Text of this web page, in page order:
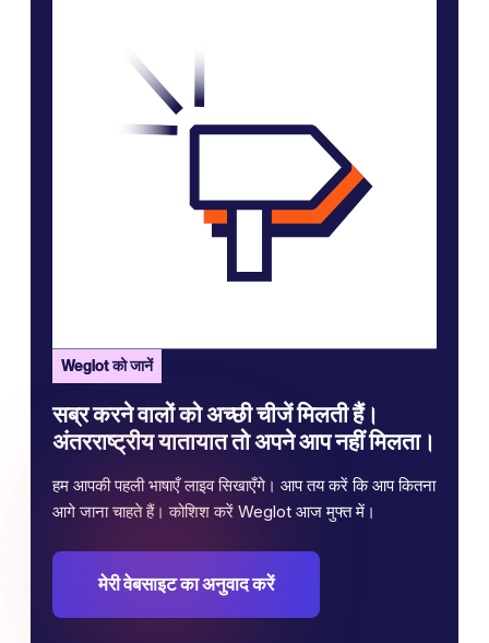
Weglot को जानें
सब्र करने वालों को अच्छी चीजें मिलती हैं।
अंतरराष्ट्रीय यातायात तो अपने आप नहीं मिलता।
हम आपकी पहली भाषाएँ लाइव सिखाएँगे। आप तय करें कि आप कितना
आगे जाना चाहते हैं। कोशिश करें Weglot आज मुफ्त में।
मेरी वेबसाइट का अनुवाद करें